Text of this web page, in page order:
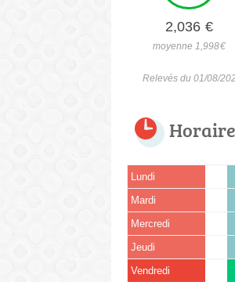
2,036 €
moyenne 1,998€
Relevés du 01/08/
Lundi
Mardi
Mercredi
Jeudi
Vendredi